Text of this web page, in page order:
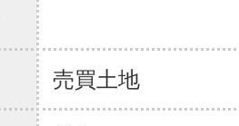
売買土地